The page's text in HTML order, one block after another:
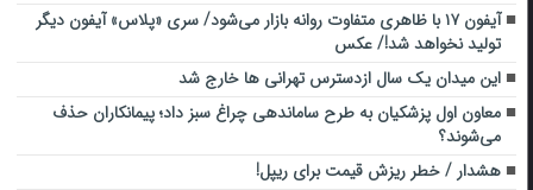
آیفون ۱۷ با ظاهری متفاوت روانه بازار می‌شود/ سری «پلاس» آیفون دیگر
تولید نخواهد شد!/ عکس
این میدان یک سال ازدسترس تهرانی ها خارج شد
معاون اول پزشکیان به طرح ساماندهی چراغ سبز داد؛ پیمانکاران حذف
می‌شوند؟
هشدار / خطر ریزش قیمت برای ریپل!